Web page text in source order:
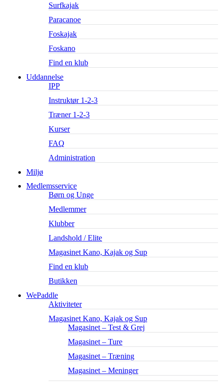
Surfkajak
Paracanoe
Foskajak
Foskano
Find en klub
Uddannelse
IPP
Instruktør 1-2-3
Træner 1-2-3
Kurser
FAQ
Administration
Miljø
Medlemsservice
Børn og Unge
Medlemmer
Klubber
Landshold / Elite
Magasinet Kano, Kajak og Sup
Find en klub
Butikken
WePaddle
Aktiviteter
Magasinet Kano, Kajak og Sup
Magasinet – Test & Grej
Magasinet – Ture
Magasinet – Træning
Magasinet – Meninger